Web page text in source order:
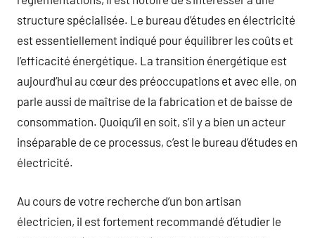
structure spécialisée. Le bureau d’études en électricité
est essentiellement indiqué pour équilibrer les coûts et
l’efficacité énergétique. La transition énergétique est
aujourd’hui au cœur des préoccupations et avec elle, on
parle aussi de maîtrise de la fabrication et de baisse de
consommation. Quoiqu’il en soit, s’il y a bien un acteur
inséparable de ce processus, c’est le bureau d’études en
électricité.
Au cours de votre recherche d’un bon artisan
électricien, il est fortement recommandé d’étudier le